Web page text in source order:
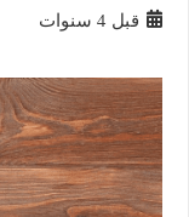
قبل 4 سنوات